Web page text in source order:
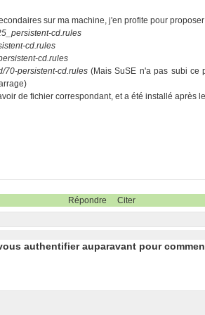
sur ma machine, j'en profite pour
cd.rules
cd.rules
cd.rules
70-persistent-cd.rules(Mais SuSE n'a pas subi ce
de fichier correspondant, et a été installé après
Répondre Citer
authentifier auparavant pour